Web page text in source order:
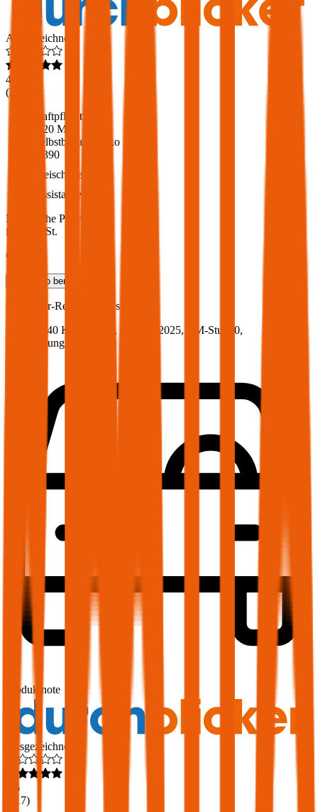
Ausgezeichnet
4,6
(217
Haftpflicht
€ 20 Mio.
Selbstbehalt Kasko
€ 390
Freischaden
Assistance
Monatliche Prämie
inkl. mVSt.
€ 136,34
Teilkasko berechnen
BMW
4er-Reihe, Vollkasko
190 PS/140 KW, hybrid, Baujahr 2025, BM-Stufe 0,
Versicherungsnehmer 30 Jahre
Produktnote
Ausgezeichnet
4,6
217)